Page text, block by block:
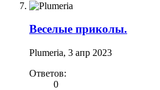
Веселые приколы.
Plumeria, 3 апр 2023
Ответов:
0